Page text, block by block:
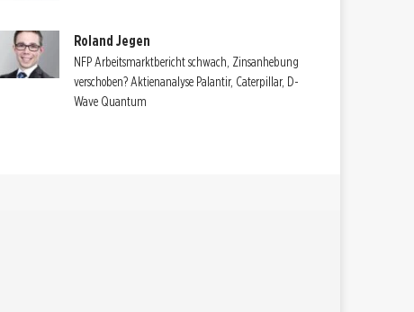
Roland Jegen
NFP Arbeitsmarktbericht schwach, Zinsanhebung
verschoben? Aktienanalyse Palantir, Caterpillar, D-
Wave Quantum